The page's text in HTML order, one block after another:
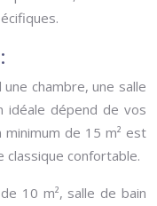
chambre, une salle
idéale dépend de vos
minimum de 15 m² est
classique confortable.
10 m², salle de bain